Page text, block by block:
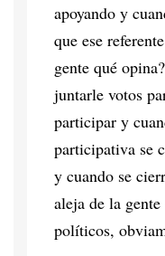
apoyando y
que ese
gente qué
juntarle votos
participar y
participativa se
y cuando se
aleja de la
políticos,